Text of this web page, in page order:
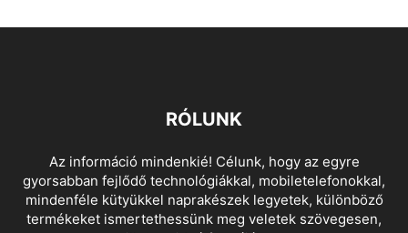
RÓLUNK
Az információ mindenkié! Célunk, hogy az egyre
gyorsabban fejlődő technológiákkal, mobiletelefonokkal,
mindenféle kütyükkel naprakészek legyetek, különböző
termékeket ismertethessünk meg veletek szövegesen,